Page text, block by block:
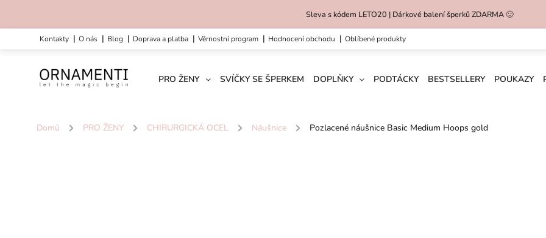
Sleva s kódem LETO20 | Dárkové balení šperků ZDARMA 🙂
kontakty o nás blog doprava a platba věrnostní program hodnocení obchodu oblíbené produkty
PRO ŽENY SVÍČKY SE ŠPERKEM DOPLŇKY PODTÁCKY BESTSELLERY POUKAZY
Domů / PRO ŽENY / CHIRURGICKÁ OCEL / Náušnice / Pozlacené náušnice Basic Medium Hoops gold